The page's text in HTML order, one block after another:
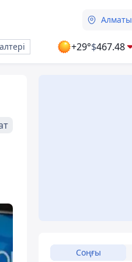
Алматы
+29°$467.48
Соңғы